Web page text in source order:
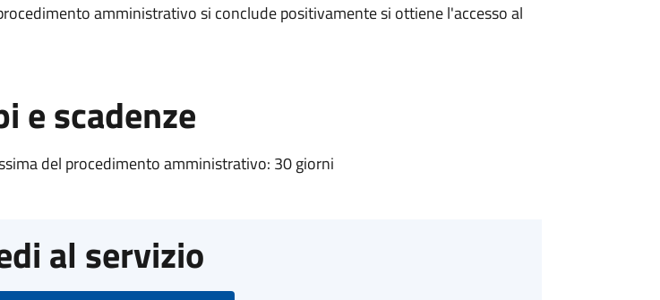
amministrativo si conclude positivamente si ottiene l'accesso al
e scadenze
del procedimento amministrativo: 30 giorni
al servizio